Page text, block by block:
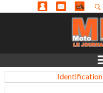
Identification